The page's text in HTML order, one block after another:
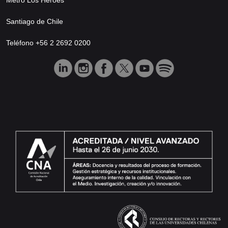
Santiago de Chile
Teléfono +56 2 2692 0200